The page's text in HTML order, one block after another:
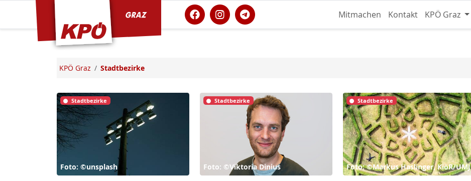
Mitmachen Kontakt KPÖ Graz
KPÖ Graz Stadtbezirke
Stadtbezirke
Foto: ©unsplash
Stadtbezirke
Foto: ©Viktoria Dinius
Stadtbezirke
Foto: ©Markus Haslinger, KiöR/UMJ